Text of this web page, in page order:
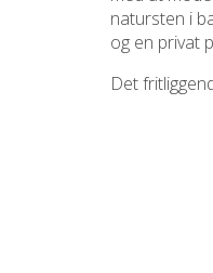
natursten i
og en privat
Det